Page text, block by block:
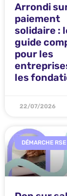
Arrondi
paiement
solidaire :
guide
pour les
les
22/07/2026
DÉMARCHE RSE